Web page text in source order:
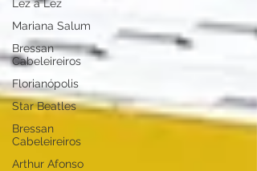
Lez a Lez
Mariana Salum
Bressan
Cabeleireiros
Florianópolis
Star Beatles
Bressan
Cabeleireiros
Arthur Afonso